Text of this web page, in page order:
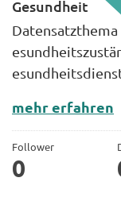
Gesundheit
mehr erfahren
Follower
0